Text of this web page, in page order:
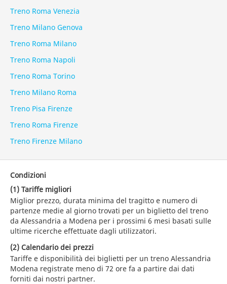
Treno Roma Venezia
Treno Milano Genova
Treno Roma Milano
Treno Roma Napoli
Treno Roma Torino
Treno Milano Roma
Treno Pisa Firenze
Treno Roma Firenze
Treno Firenze Milano
Condizioni
(1) Tariffe migliori
Miglior prezzo, durata minima del tragitto e numero di
partenze medie al giorno trovati per un biglietto del treno
da Alessandria a Modena per i prossimi 6 mesi basati sulle
ultime ricerche effettuate dagli utilizzatori.
(2) Calendario dei prezzi
Tariffe e disponibilità dei biglietti per un treno Alessandria
Modena registrate meno di 72 ore fa a partire dai dati
forniti dai nostri partner.